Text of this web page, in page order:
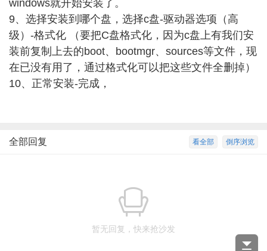
windows就开始安装了。
9、选择安装到哪个盘，选择c盘-驱动器选项（高
级）-格式化 （要把C盘格式化，因为c盘上有我们安
装前复制上去的boot、bootmgr、sources等文件，现
在已没有用了，通过格式化可以把这些文件全删掉）
10、正常安装-完成，
倒序浏览
看全部
全部回复
暂无回复，快来抢沙发